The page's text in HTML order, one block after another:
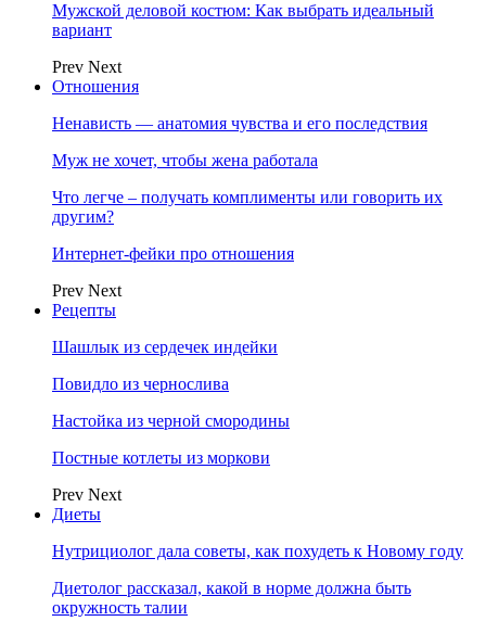
Мужской деловой костюм: Как выбрать идеальный
вариант
Prev Next
Отношения
Ненависть — анатомия чувства и его последствия
Муж не хочет, чтобы жена работала
Что легче – получать комплименты или говорить их
другим?
Интернет-фейки про отношения
Prev Next
Рецепты
Шашлык из сердечек индейки
Повидло из чернослива
Настойка из черной смородины
Постные котлеты из моркови
Prev Next
Диеты
Нутрициолог дала советы, как похудеть к Новому году
Диетолог рассказал, какой в норме должна быть
окружность талии